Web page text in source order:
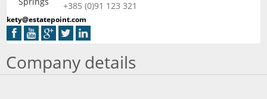
+385 (0)91 123 321
kety@estatepoint.com
Company details